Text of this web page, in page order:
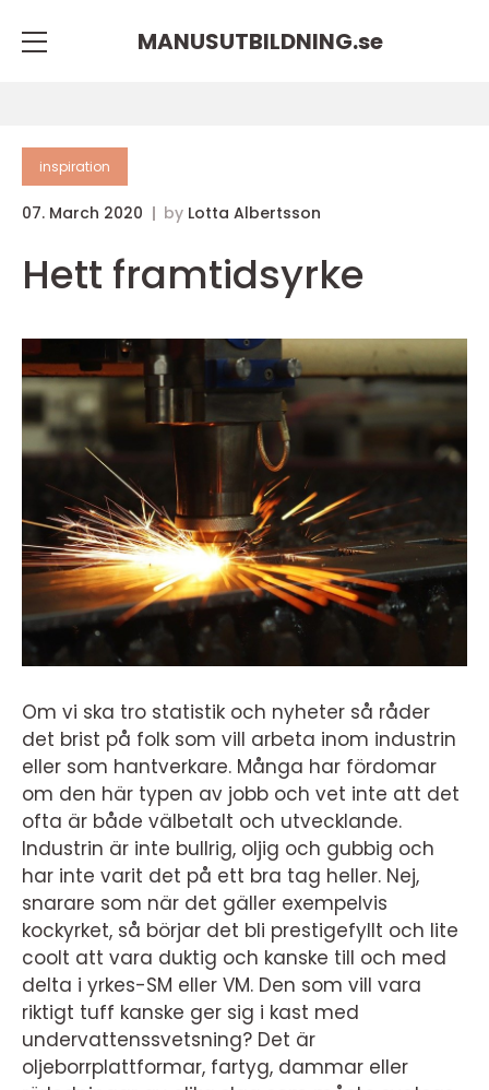
MANUSUTBILDNING.se
inspiration
07. March 2020 by Lotta Albertsson
Hett framtidsyrke
Om vi ska tro statistik och nyheter så råder
det brist på folk som vill arbeta inom industrin
eller som hantverkare. Många har fördomar
om den här typen av jobb och vet inte att det
ofta är både välbetalt och utvecklande.
Industrin är inte bullrig, oljig och gubbig och
har inte varit det på ett bra tag heller. Nej,
snarare som när det gäller exempelvis
kockyrket, så börjar det bli prestigefyllt och lite
coolt att vara duktig och kanske till och med
delta i yrkes-SM eller VM. Den som vill vara
riktigt tuff kanske ger sig i kast med
undervattenssvetsning? Det är
oljeborrplattformar, fartyg, dammar eller